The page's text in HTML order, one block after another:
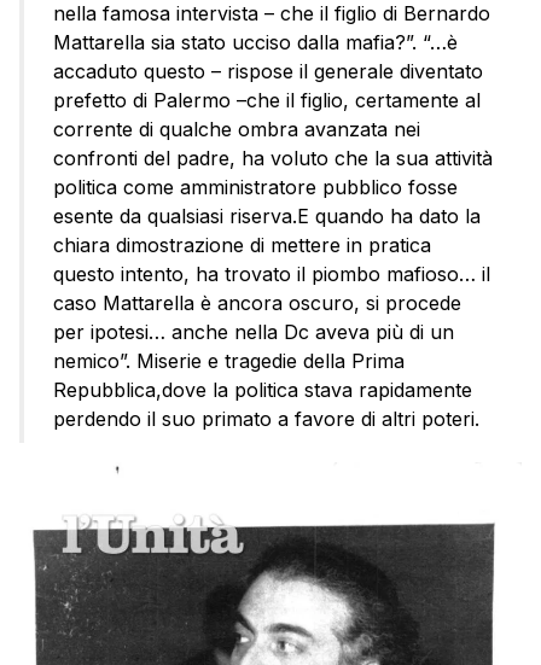
nella famosa intervista – che il figlio di Bernardo
Mattarella sia stato ucciso dalla mafia?”. “…è
accaduto questo – rispose il generale diventato
prefetto di Palermo –che il figlio, certamente al
corrente di qualche ombra avanzata nei
confronti del padre, ha voluto che la sua attività
politica come amministratore pubblico fosse
esente da qualsiasi riserva.E quando ha dato la
chiara dimostrazione di mettere in pratica
questo intento, ha trovato il piombo mafioso… il
caso Mattarella è ancora oscuro, si procede
per ipotesi… anche nella Dc aveva più di un
nemico”. Miserie e tragedie della Prima
Repubblica,dove la politica stava rapidamente
perdendo il suo primato a favore di altri poteri.